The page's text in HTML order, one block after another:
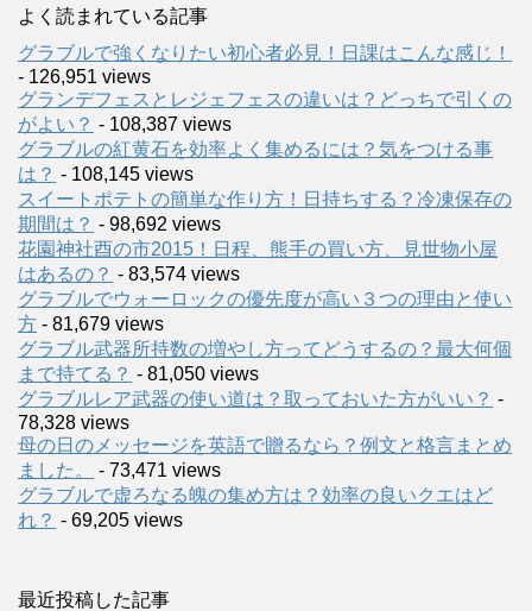
よく読まれている記事
グラブルで強くなりたい初心者必見！日課はこんな感じ！
- 126,951 views
グランデフェスとレジェフェスの違いは？どっちで引くの
がよい？ - 108,387 views
グラブルの紅黄石を効率よく集めるには？気をつける事
は？ - 108,145 views
スイートポテトの簡単な作り方！日持ちする？冷凍保存の
期間は？ - 98,692 views
花園神社酉の市2015！日程、熊手の買い方、見世物小屋
はあるの？ - 83,574 views
グラブルでウォーロックの優先度が高い３つの理由と使い
方 - 81,679 views
グラブル武器所持数の増やし方ってどうするの？最大何個
まで持てる？ - 81,050 views
グラブルレア武器の使い道は？取っておいた方がいい？ -
78,328 views
母の日のメッセージを英語で贈るなら？例文と格言まとめ
ました。
- 73,471 views
グラブルで虚ろなる魄の集め方は？効率の良いクエはど
れ？ - 69,205 views
最近投稿した記事